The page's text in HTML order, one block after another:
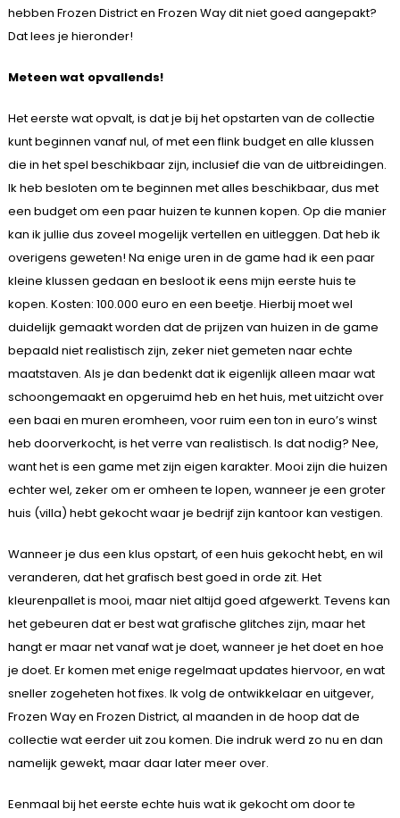
hebben Frozen District en Frozen Way dit niet goed aangepakt?
Dat lees je hieronder!
Meteen wat opvallends!
Het eerste wat opvalt, is dat je bij het opstarten van de collectie
kunt beginnen vanaf nul, of met een flink budget en alle klussen
die in het spel beschikbaar zijn, inclusief die van de uitbreidingen.
Ik heb besloten om te beginnen met alles beschikbaar, dus met
een budget om een paar huizen te kunnen kopen. Op die manier
kan ik jullie dus zoveel mogelijk vertellen en uitleggen. Dat heb ik
overigens geweten! Na enige uren in de game had ik een paar
kleine klussen gedaan en besloot ik eens mijn eerste huis te
kopen. Kosten: 100.000 euro en een beetje. Hierbij moet wel
duidelijk gemaakt worden dat de prijzen van huizen in de game
bepaald niet realistisch zijn, zeker niet gemeten naar echte
maatstaven. Als je dan bedenkt dat ik eigenlijk alleen maar wat
schoongemaakt en opgeruimd heb en het huis, met uitzicht over
een baai en muren eromheen, voor ruim een ton in euro’s winst
heb doorverkocht, is het verre van realistisch. Is dat nodig? Nee,
want het is een game met zijn eigen karakter. Mooi zijn die huizen
echter wel, zeker om er omheen te lopen, wanneer je een groter
huis (villa) hebt gekocht waar je bedrijf zijn kantoor kan vestigen.
Wanneer je dus een klus opstart, of een huis gekocht hebt, en wil
veranderen, dat het grafisch best goed in orde zit. Het
kleurenpallet is mooi, maar niet altijd goed afgewerkt. Tevens kan
het gebeuren dat er best wat grafische glitches zijn, maar het
hangt er maar net vanaf wat je doet, wanneer je het doet en hoe
je doet. Er komen met enige regelmaat updates hiervoor, en wat
sneller zogeheten hot fixes. Ik volg de ontwikkelaar en uitgever,
Frozen Way en Frozen District, al maanden in de hoop dat de
collectie wat eerder uit zou komen. Die indruk werd zo nu en dan
namelijk gewekt, maar daar later meer over.
Eenmaal bij het eerste echte huis wat ik gekocht om door te